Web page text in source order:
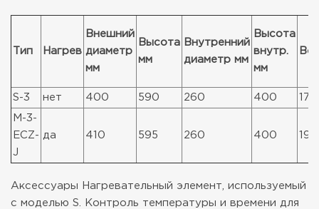
Тип Нагрев
Внешний
диаметр
мм
Высота
мм
Внутренний
диаметр мм
Высота
внутр.
мм
Вес
S-3 нет 400 590 260 400
M-3-
ECZ-
J
да 410 595 260 400
Аксессуары
Нагревательный элемент, используемый
с моделью S. Контроль температуры и времени для